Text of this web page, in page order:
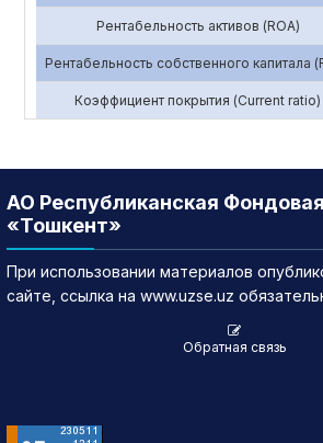
Рентабельность активов (ROA)
Рентабельность собственного капитала
Коэффициент покрытия (Current ratio)
АО Республиканская
«Тошкент»
При использовании материалов
сайте, ссылка на www.uzse.uz
Обратная связь